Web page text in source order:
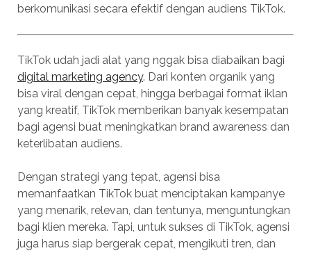
berkomunikasi secara efektif dengan audiens TikTok.
TikTok udah jadi alat yang nggak bisa diabaikan bagi
digital marketing agency. Dari konten organik yang
bisa viral dengan cepat, hingga berbagai format iklan
yang kreatif, TikTok memberikan banyak kesempatan
bagi agensi buat meningkatkan brand awareness dan
keterlibatan audiens.
Dengan strategi yang tepat, agensi bisa
memanfaatkan TikTok buat menciptakan kampanye
yang menarik, relevan, dan tentunya, menguntungkan
bagi klien mereka. Tapi, untuk sukses di TikTok, agensi
juga harus siap bergerak cepat, mengikuti tren, dan